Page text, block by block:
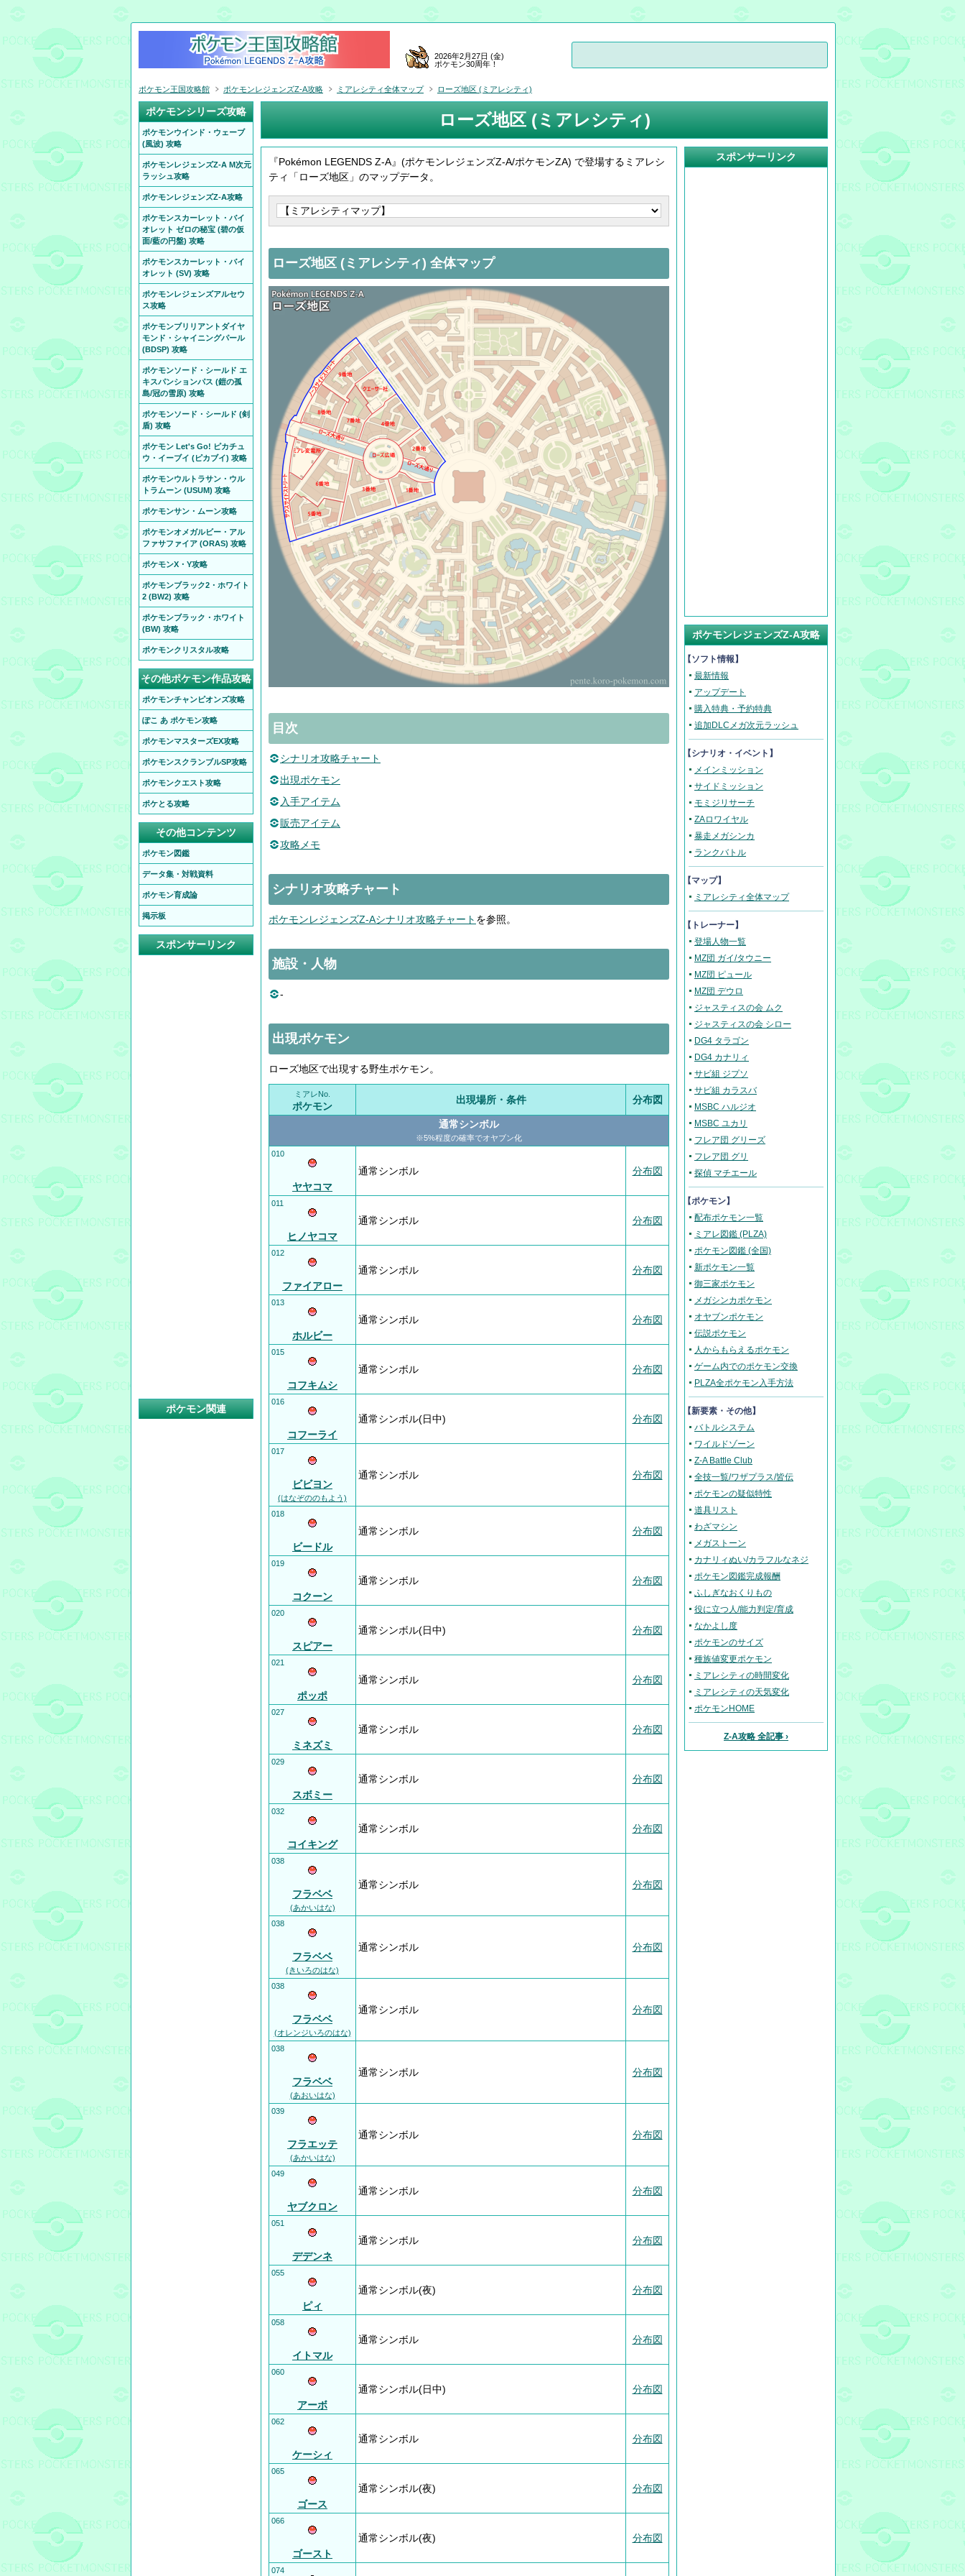
ローズ地区 (ミアレシティ)
『Pokémon LEGENDS Z-A』(ポケモンレジェンズZ-A/ポケモンZA) で登場するミアレシ
ティ「ローズ地区」のマップデータ。
ローズ地区 (ミアレシティ) 全体マップ
目次
シナリオ攻略チャート
出現ポケモン
入手アイテム
販売アイテム
攻略メモ
シナリオ攻略チャート
ポケモンレジェンズZ-Aシナリオ攻略チャート を参照。
施設・人物
-
出現ポケモン
ローズ地区で出現する野生ポケモン。
ミアレNo.
ポケモン
出現場所・条件 分布図
通常シンボル
※5%程度の確率でオヤブン化
010
ヤヤコマ
通常シンボル 分布図
011
ヒノヤコマ
通常シンボル 分布図
012
ファイアロー
通常シンボル 分布図
013
ホルビー
通常シンボル 分布図
015
コフキムシ
通常シンボル 分布図
016
コフーライ
通常シンボル(日中) 分布図
017
ビビヨン
(はなぞののもよう)
通常シンボル 分布図
018
ビードル
通常シンボル 分布図
019
コクーン
通常シンボル 分布図
020
スピアー
通常シンボル(日中) 分布図
021
ポッポ
通常シンボル 分布図
027
ミネズミ
通常シンボル 分布図
029
スボミー
通常シンボル 分布図
032
コイキング
通常シンボル 分布図
038
フラベベ
(あかいはな)
通常シンボル 分布図
038
フラベベ
(きいろのはな)
通常シンボル 分布図
038
フラベベ
(オレンジいろのはな)
通常シンボル 分布図
038
フラベベ
(あおいはな)
通常シンボル 分布図
039
フラエッテ
(あかいはな)
通常シンボル 分布図
049
ヤブクロン
通常シンボル 分布図
051
デデンネ
通常シンボル 分布図
055
ピィ
通常シンボル(夜) 分布図
058
イトマル
通常シンボル 分布図
060
アーボ
通常シンボル(日中) 分布図
062
ケーシィ
通常シンボル 分布図
065
ゴース
通常シンボル(夜) 分布図
066
ゴースト
通常シンボル(夜) 分布図
074
スポンサーリンク
ポケモンレジェンズZ-A攻略
【ソフト情報】
最新情報
アップデート
購入特典・予約特典
追加DLCメガ次元ラッシュ
【シナリオ・イベント】
メインミッション
サイドミッション
モミジリサーチ
ZAロワイヤル
暴走メガシンカ
ランクバトル
【マップ】
ミアレシティ全体マップ
【トレーナー】
登場人物一覧
MZ団 ガイ/タウニー
MZ団 ピュール
MZ団 デウロ
ジャスティスの会 ムク
ジャスティスの会 シロー
DG4 タラゴン
DG4 カナリィ
サビ組 ジプソ
サビ組 カラスバ
MSBC ハルジオ
MSBC ユカリ
フレア団 グリーズ
フレア団 グリ
探偵 マチエール
【ポケモン】
配布ポケモン一覧
ミアレ図鑑 (PLZA)
ポケモン図鑑 (全国)
新ポケモン一覧
御三家ポケモン
メガシンカポケモン
オヤブンポケモン
伝説ポケモン
人からもらえるポケモン
ゲーム内でのポケモン交換
PLZA全ポケモン入手方法
【新要素・その他】
バトルシステム
ワイルドゾーン
Z-A Battle Club
全技一覧/ワザプラス/皆伝
ポケモンの疑似特性
道具リスト
わざマシン
メガストーン
カナリィぬい/カラフルなネジ
ポケモン図鑑完成報酬
ふしぎなおくりもの
役に立つ人/能力判定/育成
なかよし度
ポケモンのサイズ
種族値変更ポケモン
ミアレシティの時間変化
ミアレシティの天気変化
ポケモンHOME
Z-A攻略 全記事 ›
2026年2月27日 (金)
ポケモン30周年！
ポケモン王国攻略館 ポケモンレジェンズZ-A攻略 ミアレシティ全体マップ ローズ地区 (ミアレシティ)
ポケモンシリーズ攻略
ポケモンウインド・ウェーブ
(風波) 攻略
ポケモンレジェンズZ-A M次元
ラッシュ攻略
ポケモンレジェンズZ-A攻略
ポケモンスカーレット・バイ
オレット ゼロの秘宝 (碧の仮
面/藍の円盤) 攻略
ポケモンスカーレット・バイ
オレット (SV) 攻略
ポケモンレジェンズアルセウ
ス攻略
ポケモンブリリアントダイヤ
モンド・シャイニングパール
(BDSP) 攻略
ポケモンソード・シールド エ
キスパンションパス (鎧の孤
島/冠の雪原) 攻略
ポケモンソード・シールド (剣
盾) 攻略
ポケモン Let's Go! ピカチュ
ウ・イーブイ (ピカブイ) 攻略
ポケモンウルトラサン・ウル
トラムーン (USUM) 攻略
ポケモンサン・ムーン攻略
ポケモンオメガルビー・アル
ファサファイア (ORAS) 攻略
ポケモンX・Y攻略
ポケモンブラック2・ホワイト
2 (BW2) 攻略
ポケモンブラック・ホワイト
(BW) 攻略
ポケモンクリスタル攻略
その他ポケモン作品攻略
ポケモンチャンピオンズ攻略
ぽこ あ ポケモン攻略
ポケモンマスターズEX攻略
ポケモンスクランブルSP攻略
ポケモンクエスト攻略
ポケとる攻略
その他コンテンツ
ポケモン図鑑
データ集・対戦資料
ポケモン育成論
掲示板
スポンサーリンク
ポケモン関連